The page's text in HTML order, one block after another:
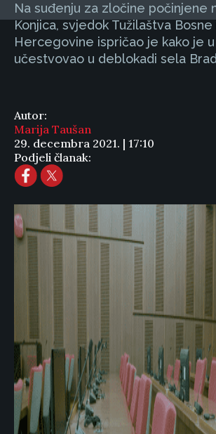
Na suđenju za zločine počinjene
Konjica, svjedok Tužilaštva Bosne
Hercegovine ispričao je kako je u
učestvovao u deblokadi sela
Autor:
Marija Taušan
29. decembra 2021. | 17:10
Podjeli članak: